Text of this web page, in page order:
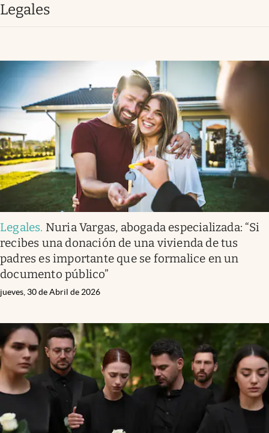
Legales
Legales. Nuria Vargas, abogada especializada: “Si
recibes una donación de una vivienda de tus
padres es importante que se formalice en un
documento público”
jueves, 30 de Abril de 2026